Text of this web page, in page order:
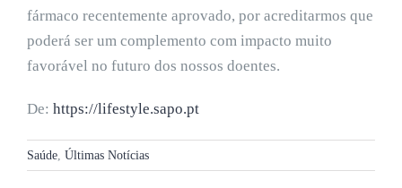
fármaco recentemente aprovado, por acreditarmos que
poderá ser um complemento com impacto muito
favorável no futuro dos nossos doentes.
De: https://lifestyle.sapo.pt
Saúde Últimas Notícias